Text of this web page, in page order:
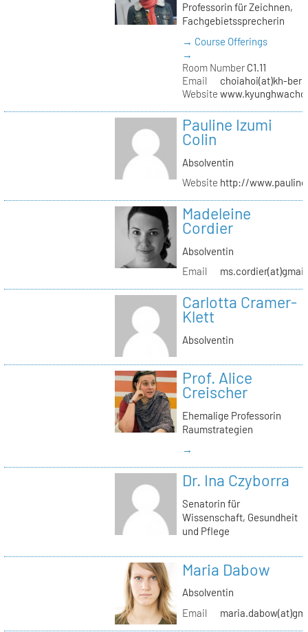
Professorin für Zeichnen,
Fachgebietssprecherin
→ Course Offerings
→
Room NumberC1.11
Email
choiahoi(at)kh-
Website
Pauline Izumi
Colin
Absolventin
Website http://
Madeleine
Cordier
Absolventin
Email
Carlotta Cramer-
Klett
Absolventin
Prof. Alice
Creischer
Ehemalige Professorin
Raumstrategien
→
Dr. Ina Czyborra
Senatorin für
Wissenschaft, Gesundheit
und Pflege
Maria Dabow
Absolventin
Email